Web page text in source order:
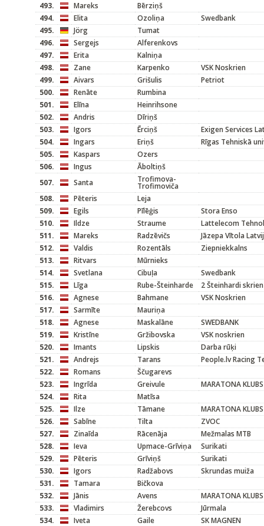
493. Mareks
Bērziņš
494.
Elita Ozoliņa
Swedbank
495.
Jörg
Tumat
496.
Sergejs
Alferenkovs
497.
Erita
Kalniņa
498.
Zane Karpenko
VSK Noskrien
499.
Aivars Grišulis
Petriot
500.
Renāte
Rumbina
501.
Elīna
Heinrihsone
502.
Andris
Dīriņš
503.
Igors Ērciņš
Exigen Services
504.
Ingars Eriņš
Rīgas Tehniskā
505.
Kaspars
Ozers
506.
Ingus
Āboltiņš
507.
Santa Trofimova-
Trofimoviča
508.
Pēteris
Leja
509.
Egils Pīlēģis
Stora Enso
510.
Ildze Straume
Lattelecom
511.
Mareks Radzēvičs
Jāzepa Vītola
512.
Valdis Rozentāls
Ziepniekkalns
513.
Ritvars
Mūrnieks
514.
Svetlana Cibuļa
Swedbank
515.
Līga Rube-Šteinharde
2 Šteinhardi skrien
516.
Agnese Bahmane
VSK Noskrien
517.
Sarmīte
Mauriņa
518.
Agnese Maskalāne
SWEDBANK
519.
Kristīne Gržibovska
VSK noskrien
520.
Imants Lipskis
Darba rūķi
521.
Andrejs Tarans
People.lv Racing
522.
Romans
Ščugarevs
523.
Ingrīda Greivule
MARATONA KLUBS
524.
Rita
Matīsa
525.
Ilze Tāmane
MARATONA KLUBS
526.
Sabīne Tilta
ZVOC
527.
Zinaīda Rācenāja
Mežmalas MTB
528.
Ieva Upmace-Grīviņa
Surikati
529.
Pēteris Grīviņš
Surikati
530.
Igors Radžabovs
Skrundas muiža
531.
Tamara
Bičkova
532.
Jānis Avens
MARATONA KLUBS
533.
Vladimirs Žerebcovs
Jūrmala
534.
Iveta Gaile
SK MAGNEN